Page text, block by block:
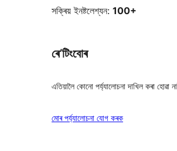
সক্ৰিয় ইনষ্টলেশ্যন: 100+
ৰে’টিংবোৰ
এতিয়ালৈ কোনো পৰ্য্যালোচনা দাখিল কৰা হোৱা
মোৰ পৰ্য্যালোচনা যোগ কৰক